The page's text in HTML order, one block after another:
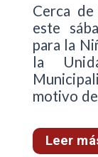
Cerca
este
para la
la
motivo
Leer